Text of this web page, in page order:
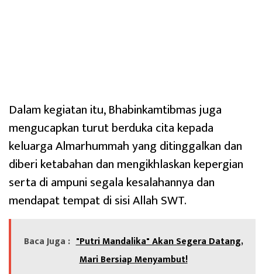
Dalam kegiatan itu, Bhabinkamtibmas juga
mengucapkan turut berduka cita kepada
keluarga Almarhummah yang ditinggalkan dan
diberi ketabahan dan mengikhlaskan kepergian
serta di ampuni segala kesalahannya dan
mendapat tempat di sisi Allah SWT.
Baca Juga : "Putri Mandalika" Akan Segera Datang,
Mari Bersiap Menyambut!